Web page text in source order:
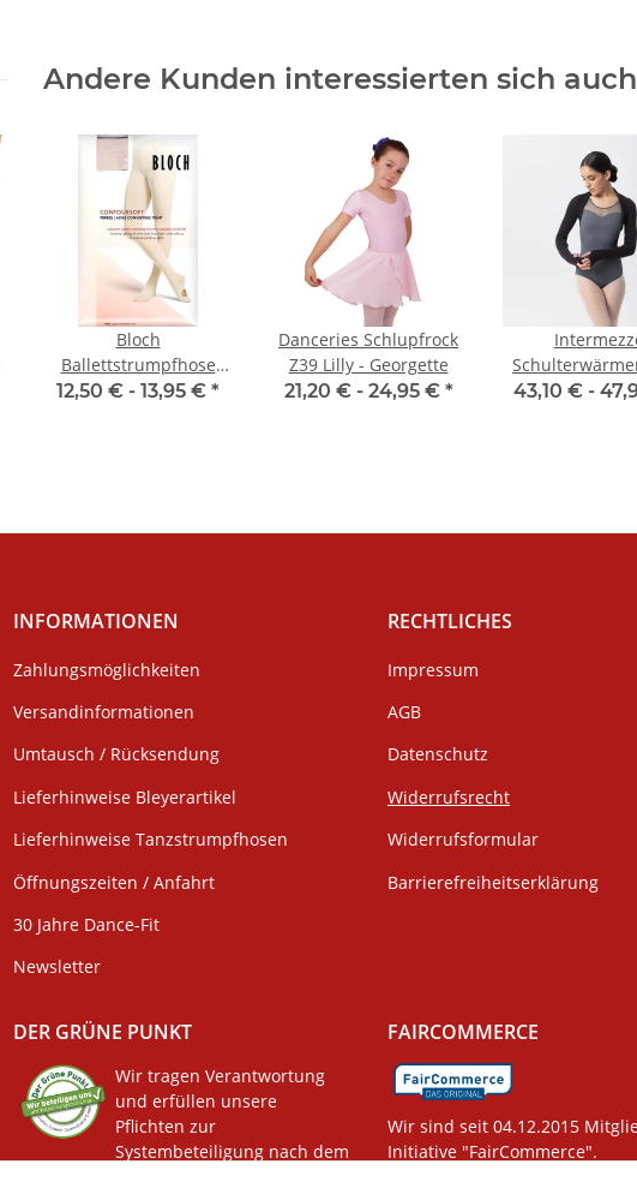
Andere Kunden interessierten sich
Bloch
Ballettstrumpfhose
T0982 Convertible
12,50 € - 13,95 € *
Danceries Schlupfrock
Z39 Lilly - Georgette
21,20 € - 24,95 € * 43,10 € -
INFORMATIONEN
Zahlungsmöglichkeiten
Versandinformationen
Umtausch / Rücksendung
Lieferhinweise Bleyerartikel
Lieferhinweise Tanzstrumpfhosen
Öffnungszeiten / Anfahrt
30 Jahre Dance-Fit
Newsletter
RECHTLICHES
Impressum
AGB
Datenschutz
Widerrufsrecht
Widerrufsformular
Barrierefreiheitserklärung
DER GRÜNE PUNKT
Wir tragen Verantwortung
und erfüllen unsere
Pflichten zur
Systembeteiligung nach dem
FAIRCOMMERCE
Wir sind seit 04.12.2015
Initiative "FairCommerce".